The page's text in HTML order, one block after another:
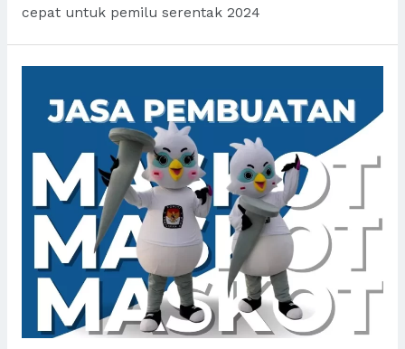
cepat untuk pemilu serentak 2024